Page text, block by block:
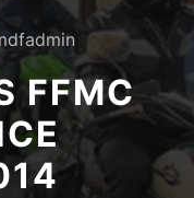
FFMC